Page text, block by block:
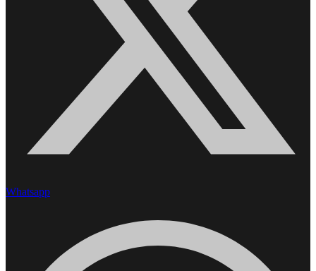
Whatsapp